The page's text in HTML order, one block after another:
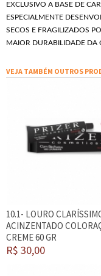
EXCLUSIVO A BASE DE
ESPECIALMENTE
SECOS E FRAGILIZADOS
MAIOR DURABILIDADE DA
VEJA TAMBÉM OUTROS
10.1- LOURO
ACINZENTADO
CREME 60 GR
R$ 30,00